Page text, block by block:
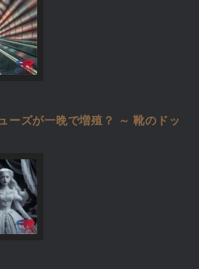
ーズが一晩で増殖？ ～ 靴のドッ